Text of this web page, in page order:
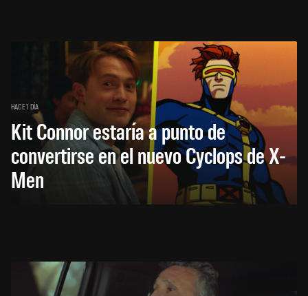
HACE 1 DÍA
Kit Connor estaría a punto de
convertirse en el nuevo Cyclops de X-
Men